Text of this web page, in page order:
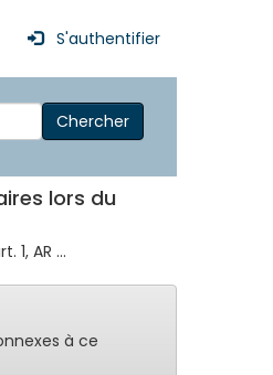
S'authentifier
Chercher
lors du
AR ...
à ce